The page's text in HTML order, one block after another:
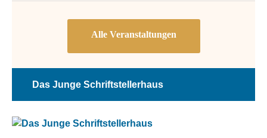
Das Junge Schriftstellerhaus